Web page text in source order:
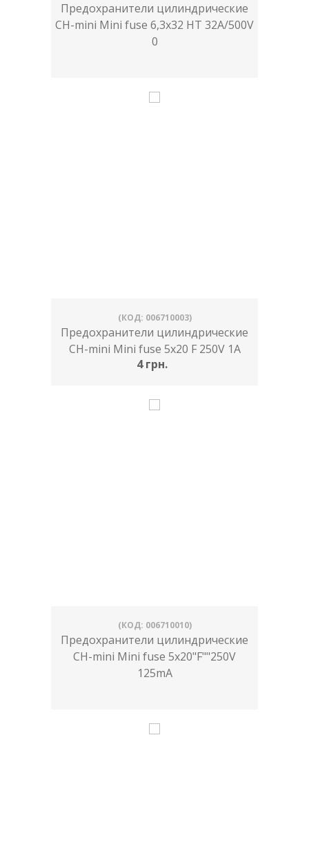
Предохранители цилиндрические
CH-mini Mini fuse 6,3x32 HT 32A/500V
0
(КОД: 006710003)
Предохранители цилиндрические
CH-mini Mini fuse 5x20 F 250V 1A
4 грн.
(КОД: 006710010)
Предохранители цилиндрические
CH-mini Mini fuse 5x20"F""250V
125mA